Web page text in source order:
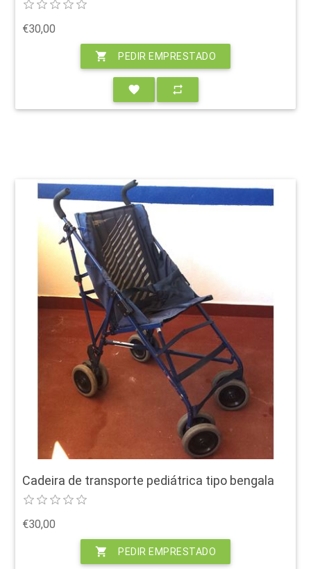
€30,00
shopping_cart PEDIR EMPRESTADO
favorite repeat
Cadeira de transporte pediátrica tipo bengala
€30,00
shopping_cart PEDIR EMPRESTADO